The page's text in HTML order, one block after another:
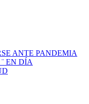
ANTE PANDEMIA
EN DÍA